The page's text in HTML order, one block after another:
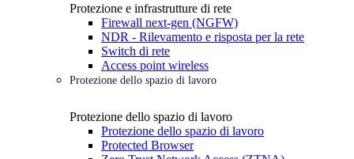
Protezione e infrastrutture di rete
Firewall next-gen (NGFW)
NDR - Rilevamento e risposta per la rete
Switch di rete
Access point wireless
Protezione dello spazio di lavoro
Protezione dello spazio di lavoro
Protezione dello spazio di lavoro
Protected Browser